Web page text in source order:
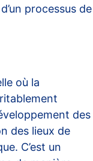
processus de
où la
des
des lieux de
C’est un